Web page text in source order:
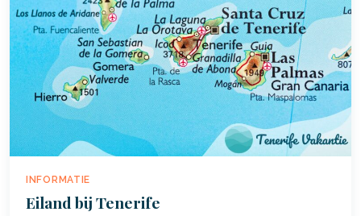
INFORMATIE
Eiland bij Tenerife